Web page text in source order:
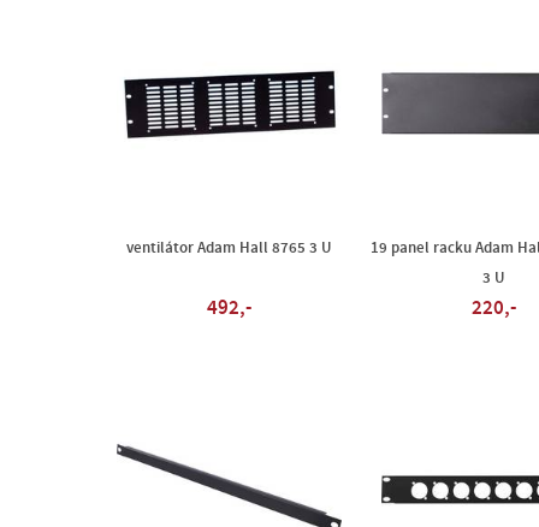
ventilátor Adam Hall 8765 3 U
492,-
19 panel racku Adam
3 U
220,-